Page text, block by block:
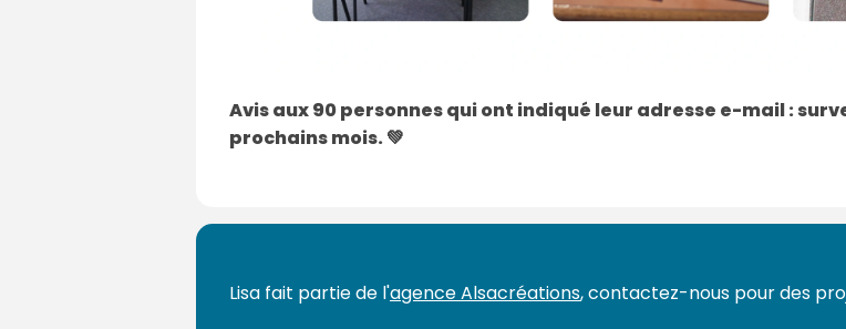
Avis aux 90 personnes qui ont indiqué leur adresse e-mail :
prochains mois. 💚
Lisa fait partie de l'agence Alsacréations, contactez-nous pour des